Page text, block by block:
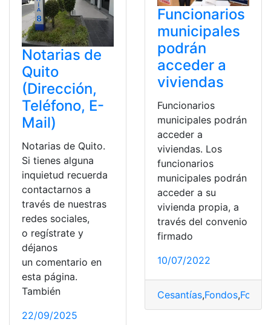
Notarias de
Quito
(Dirección,
Teléfono, E-
Mail)
Notarias de Quito.
Si tienes alguna
inquietud recuerda
contactarnos a
través de nuestras
redes sociales,
o regístrate y
déjanos
un comentario en
esta página.
También
22/09/2025
Funcionarios
municipales
podrán
acceder a
viviendas
Funcionarios
municipales podrán
acceder a
viviendas. Los
funcionarios
municipales podrán
acceder a su
vivienda propia, a
través del convenio
firmado
10/07/2022
Cesantías,Fondos,